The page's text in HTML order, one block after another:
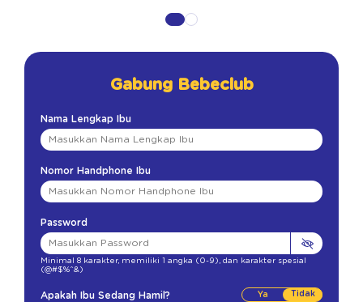
Gabung Bebeclub
Nama Lengkap Ibu
Nomor Handphone Ibu
Password
Minimal 8 karakter, memiliki 1 angka (0-9) , dan karakter spesial
(@#$%^&)
Apakah Ibu Sedang Hamil? Tidak